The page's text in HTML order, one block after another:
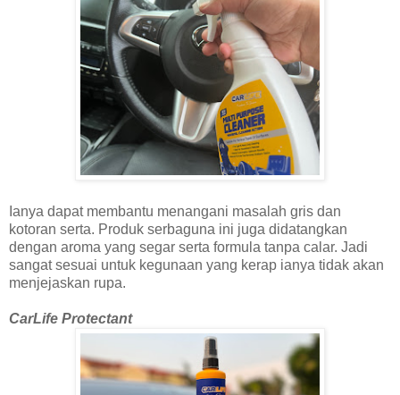
Ianya dapat membantu menangani masalah gris dan
kotoran serta. Produk serbaguna ini juga didatangkan
dengan aroma yang segar serta formula tanpa calar. Jadi
sangat sesuai untuk kegunaan yang kerap ianya tidak akan
menjejaskan rupa.
CarLife Protectant